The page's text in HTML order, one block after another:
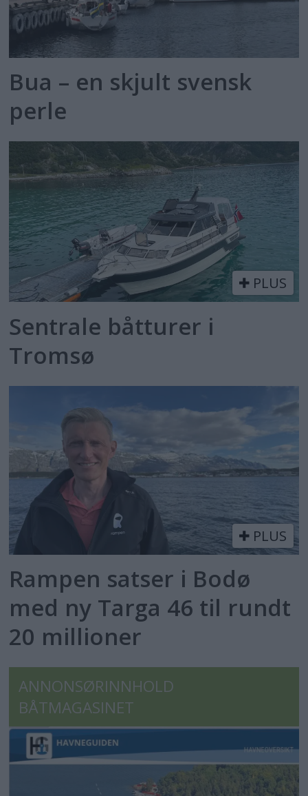
Bua – en skjult svensk
perle
PLUS
Sentrale båtturer i
Tromsø
PLUS
Rampen satser i Bodø
med ny Targa 46 til rundt
20 millioner
ANNONSØRINNHOLD
BÅTMAGASINET